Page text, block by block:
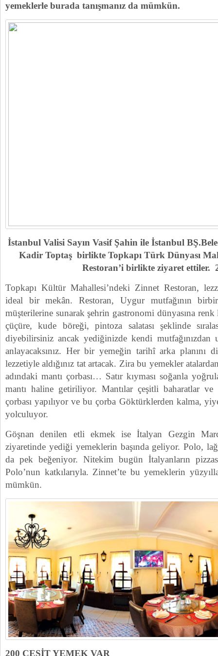
yemeklerle burada tanışmanız da mümkün.
İstanbul Valisi Sayın Vasif Şahin ile İstanbul
Kadir Toptaş birlikte Topkapı Türk Dünyası
Restoran’i birlikte ziyaret ettiler.
Topkapı Kültür Mahallesi’ndeki Zinnet Restoran,
ideal bir mekân. Restoran, Uygur mutfağının
müşterilerine sunarak şehrin gastronomi dünyasına
çüçüre, kude böreği, pintoza salatası şeklinde
diyebilirsiniz ancak yediğinizde kendi mutfağınızdan
anlayacaksınız. Her bir yemeğin tarihî arka planını
lezzetiyle aldığınız tat artacak. Zira bu yemekler
adındaki mantı çorbası… Satır kıyması soğanla
mantı haline getiriliyor. Mantılar çeşitli baharatlar ve
çorbası yapılıyor ve bu çorba Göktürklerden kalma,
yolculuyor.
Göşnan denilen etli ekmek ise İtalyan Gezgin
ziyaretinde yediği yemeklerin başında geliyor. Polo,
da pek beğeniyor. Nitekim bugün İtalyanların
Polo’nun katkılarıyla. Zinnet’te bu yemeklerin
mümkün.
200 ÇEŞİT YEMEK VAR